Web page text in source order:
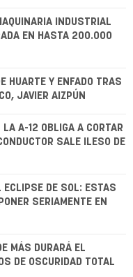
INDUSTRIAL
EN HASTA 200.000
HUARTE Y ENFADO TRAS
JAVIER AIZPÚN
LA A-12 OBLIGA A CORTAR
SALE ILESO DE
ECLIPSE DE SOL: ESTAS
SERIAMENTE EN
MÁS DURARÁ EL
DE OSCURIDAD TOTAL